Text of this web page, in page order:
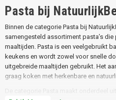
Pasta bij
Binnen de categorie Pasta bij
samengesteld assortiment pasta’s
maaltijden. Pasta is een veelgebruikt
keukens en wordt zowel voor snelle
uitgebreide maaltijden gebruikt. Het
graag koken met herkenbare en